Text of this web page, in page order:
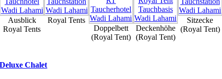
Ausblick
Royal Tents
Royal Tents
Doppelbett
(Royal Tent)
Deckenhöhe
(Royal Tent)
Sitzecke
(Royal Tent)
Deluxe Chalet